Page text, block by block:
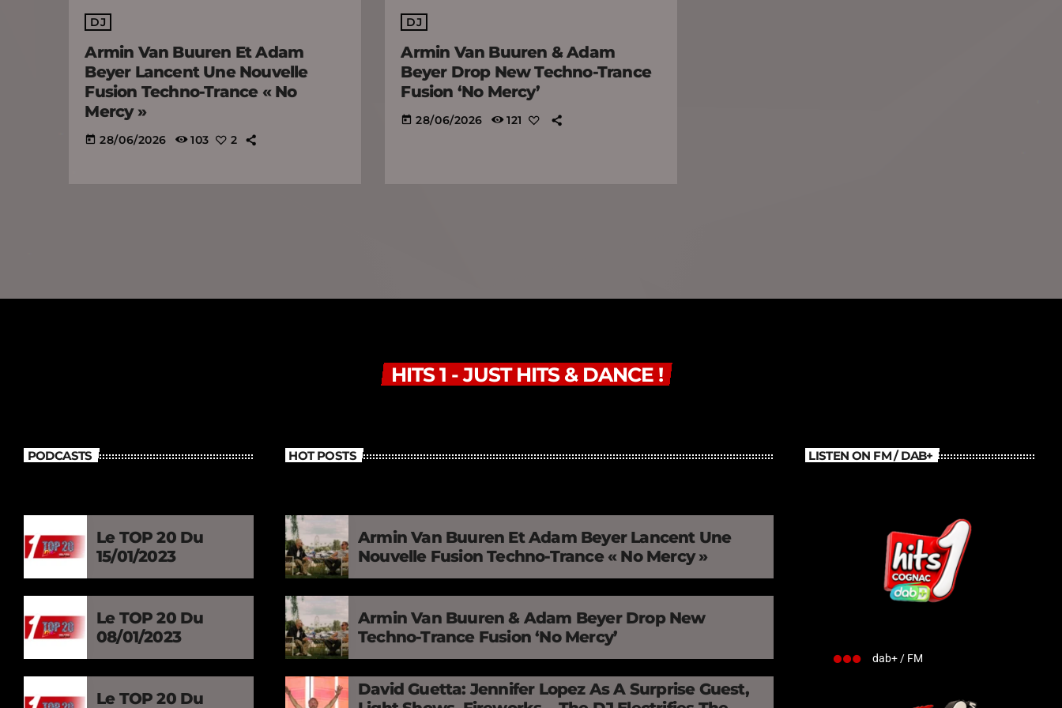
DJ
Armin Van Buuren Et Adam
Beyer Lancent Une Nouvelle
Fusion Techno-Trance « No
Mercy »
today 28/06/2026 103 2
DJ
Armin Van Buuren & Adam
Beyer Drop New Techno-Trance
Fusion ‘No Mercy’
today 28/06/2026 121
HITS 1 - JUST HITS & DANCE !
PODCASTS
Le TOP 20 Du
15/01/2023
Le TOP 20 Du
08/01/2023
Le TOP 20 Du
HOT POSTS
Armin Van Buuren Et Adam Beyer Lancent Une
Nouvelle Fusion Techno-Trance « No Mercy »
Armin Van Buuren & Adam Beyer Drop New
Techno-Trance Fusion ‘No Mercy’
David Guetta: Jennifer Lopez As A Surprise Guest,
LISTEN ON FM / DAB+
dab+ / FM